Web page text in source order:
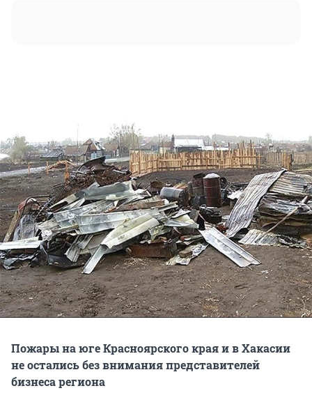
Пожары на юге Красноярского края и в Хакасии
не остались без внимания представителей
бизнеса региона